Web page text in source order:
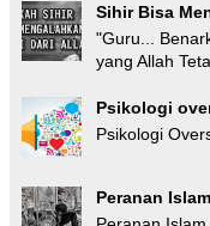
Sihir Bisa
"Guru...
yang Allah
Psikologi
Psikologi
Peranan